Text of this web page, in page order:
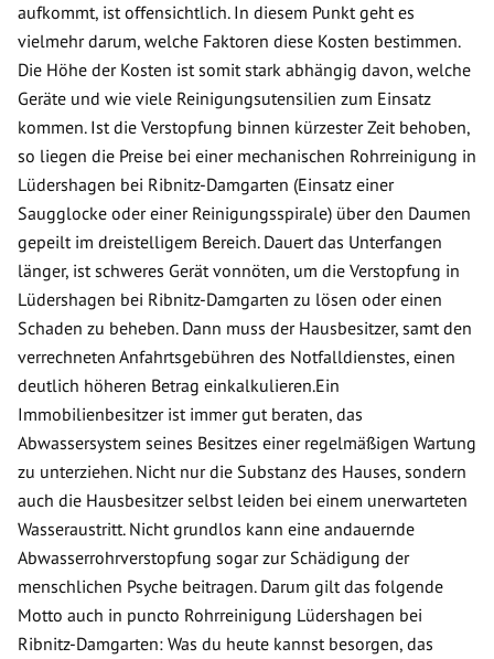
aufkommt, ist offensichtlich. In diesem Punkt geht es
vielmehr darum, welche Faktoren diese Kosten bestimmen.
Die Höhe der Kosten ist somit stark abhängig davon, welche
Geräte und wie viele Reinigungsutensilien zum Einsatz
kommen. Ist die Verstopfung binnen kürzester Zeit behoben,
so liegen die Preise bei einer mechanischen Rohrreinigung in
Lüdershagen bei Ribnitz-Damgarten (Einsatz einer
Saugglocke oder einer Reinigungsspirale) über den Daumen
gepeilt im dreistelligem Bereich. Dauert das Unterfangen
länger, ist schweres Gerät vonnöten, um die Verstopfung in
Lüdershagen bei Ribnitz-Damgarten zu lösen oder einen
Schaden zu beheben. Dann muss der Hausbesitzer, samt den
verrechneten Anfahrtsgebühren des Notfalldienstes, einen
deutlich höheren Betrag einkalkulieren.Ein
Immobilienbesitzer ist immer gut beraten, das
Abwassersystem seines Besitzes einer regelmäßigen Wartung
zu unterziehen. Nicht nur die Substanz des Hauses, sondern
auch die Hausbesitzer selbst leiden bei einem unerwarteten
Wasseraustritt. Nicht grundlos kann eine andauernde
Abwasserrohrverstopfung sogar zur Schädigung der
menschlichen Psyche beitragen. Darum gilt das folgende
Motto auch in puncto Rohrreinigung Lüdershagen bei
Ribnitz-Damgarten: Was du heute kannst besorgen, das